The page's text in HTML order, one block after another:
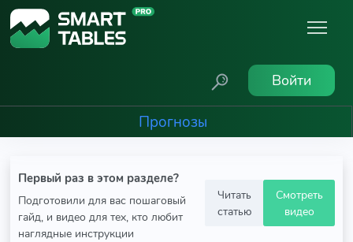
Войти
Прогнозы
Первый раз в этом разделе?
Подготовили для вас пошаговый
гайд, и видео для тех, кто любит
наглядные инструкции
Читать
статью
Смотреть
видео